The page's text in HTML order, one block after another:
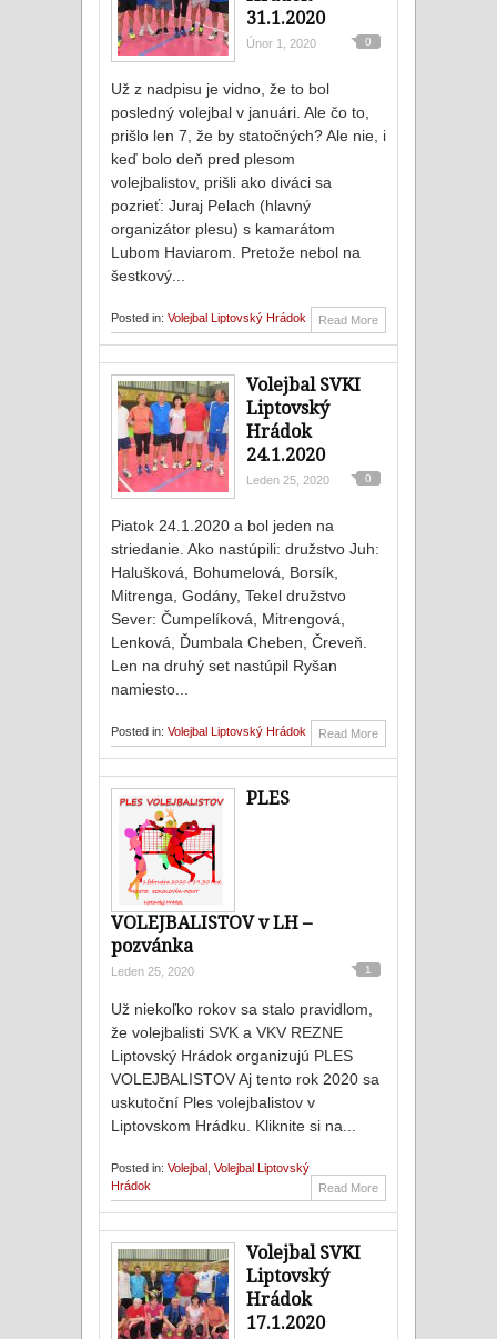
31.1.2020
Únor 1, 2020 0
Už z nadpisu je vidno, že to bol
posledný volejbal v januári. Ale čo to,
prišlo len 7, že by statočných? Ale nie, i
keď bolo deň pred plesom
volejbalistov, prišli ako diváci sa
pozrieť: Juraj Pelach (hlavný
organizátor plesu) s kamarátom
Lubom Haviarom. Pretože nebol na
šestkový...
Posted in: Volejbal Liptovský Hrádok Read More
Volejbal SVKI
Liptovský
Hrádok
24.1.2020
Leden 25, 2020 0
Piatok 24.1.2020 a bol jeden na
striedanie. Ako nastúpili: družstvo Juh:
Halušková, Bohumelová, Borsík,
Mitrenga, Godány, Tekel družstvo
Sever: Čumpelíková, Mitrengová,
Lenková, Ďumbala Cheben, Čreveň.
Len na druhý set nastúpil Ryšan
namiesto...
Posted in: Volejbal Liptovský Hrádok Read More
PLES
VOLEJBALISTOV v LH –
pozvánka
Leden 25, 2020 1
Už niekoľko rokov sa stalo pravidlom,
že volejbalisti SVK a VKV REZNE
Liptovský Hrádok organizujú PLES
VOLEJBALISTOV Aj tento rok 2020 sa
uskutoční Ples volejbalistov v
Liptovskom Hrádku. Kliknite si na...
Posted in: Volejbal Volejbal Liptovský
Hrádok
Read More
Volejbal SVKI
Liptovský
Hrádok
17.1.2020